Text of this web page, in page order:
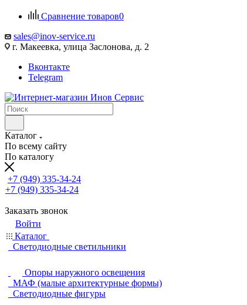
Сравнение товаров0
sales@inov-service.ru
г. Макеевка, улица Заслонова, д. 2
Вконтакте
Telegram
Каталог
По всему сайту
По каталогу
+7 (949) 335-34-24
+7 (949) 335-34-24
Заказать звонок
Войти
Каталог
Светодиодные светильники
Опоры наружного освещения
МАФ (малые архитектурные формы)
Светодиодные фигуры